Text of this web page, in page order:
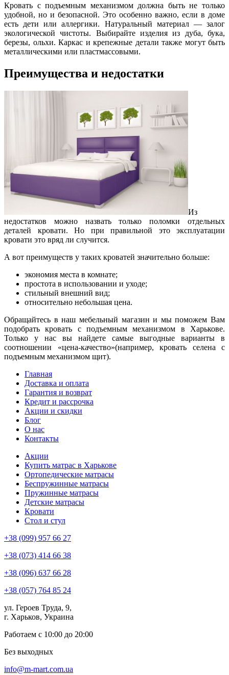
Кровать с подъемным механизмом должна быть не только
удобной, но и безопасной. Это особенно важно, если в доме
есть дети или аллергики. Натуральный материал — залог
экологической чистоты. Выбирайте изделия из дуба, бука,
березы, ольхи. Каркас и крепежные детали также могут быть
металлическими или пластмассовыми.
Преимущества и недостатки
Из
недостатков можно назвать только поломки отдельных
деталей кровати. Но при правильной это эксплуатации
кровати это вряд ли случится.
А вот преимуществ у таких кроватей значительно больше:
экономия места в комнате;
простота в использовании и уходе;
стильный внешний вид;
относительно небольшая цена.
Обращайтесь в наш мебельный магазин и мы поможем Вам
подобрать кровать с подъемным механизмом в Харькове.
Только у нас вы найдете самые выгодные варианты в
соотношении «цена-качество»(например, кровать селена с
подъемным механизмом щит).
Главная
Доставка и оплата
Гарантия и возврат
Кредит и рассрочка
Акции и скидки
Блог
О нас
Контакты
Акции
Купить матрас в Харькове
Ортопедические матрасы
Беспружинные матрасы
Пружинные матрасы
Детские матрасы
Кровати
Стол и стул
+38 (099) 957 66 27
+38 (073) 414 66 38
+38 (096) 637 66 28
+38 (057) 764 85 24
ул. Героев Труда, 9,
г. Харьков, Украина
Работаем с 10:00 до 20:00
Без выходных
info@m-mart.com.ua